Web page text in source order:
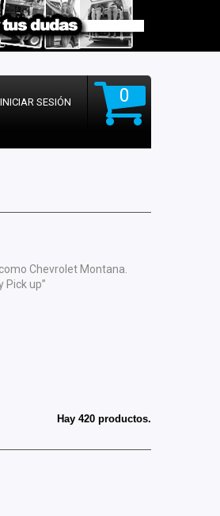
0
INICIAR SESIÓN
Chevrolet Montana.
Pick up”
Hay 420 productos.